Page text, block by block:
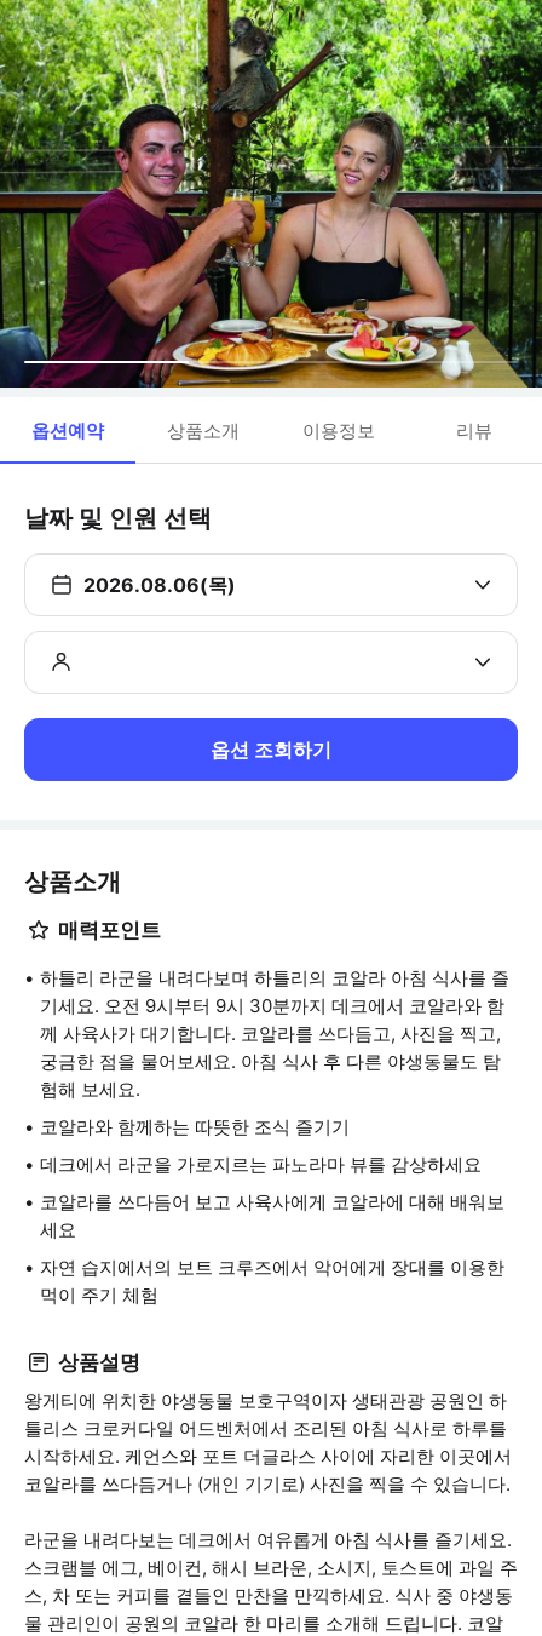
옵션예약 상품소개 이용정보 리뷰
날짜 및 인원 선택
2026.08.06(목)
옵션 조회하기
상품소개
매력포인트
하틀리 라군을 내려다보며 하틀리의 코알라 아침 식사를 즐
기세요. 오전 9시부터 9시 30분까지 데크에서 코알라와 함
께 사육사가 대기합니다. 코알라를 쓰다듬고, 사진을 찍고,
궁금한 점을 물어보세요. 아침 식사 후 다른 야생동물도 탐
험해 보세요.
코알라와 함께하는 따뜻한 조식 즐기기
데크에서 라군을 가로지르는 파노라마 뷰를 감상하세요
코알라를 쓰다듬어 보고 사육사에게 코알라에 대해 배워보
세요
자연 습지에서의 보트 크루즈에서 악어에게 장대를 이용한
먹이 주기 체험
상품설명
왕게티에 위치한 야생동물 보호구역이자 생태관광 공원인 하
틀리스 크로커다일 어드벤처에서 조리된 아침 식사로 하루를
시작하세요. 케언스와 포트 더글라스 사이에 자리한 이곳에서
코알라를 쓰다듬거나 (개인 기기로) 사진을 찍을 수 있습니다.
라군을 내려다보는 데크에서 여유롭게 아침 식사를 즐기세요.
스크램블 에그, 베이컨, 해시 브라운, 소시지, 토스트에 과일 주
스, 차 또는 커피를 곁들인 만찬을 만끽하세요. 식사 중 야생동
물 관리인이 공원의 코알라 한 마리를 소개해 드립니다. 코알